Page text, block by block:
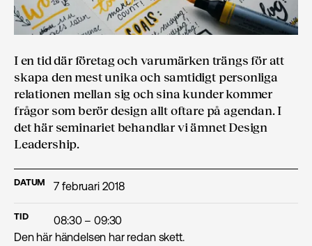
I en tid där företag och varumärken trängs för att
skapa den mest unika och samtidigt personliga
relationen mellan sig och sina kunder kommer
frågor som berör design allt oftare på agendan. I
det här seminariet behandlar vi ämnet Design
Leadership.
DATUM 7 februari 2018
TID
08:30 – 09:30
Den här händelsen har redan skett.